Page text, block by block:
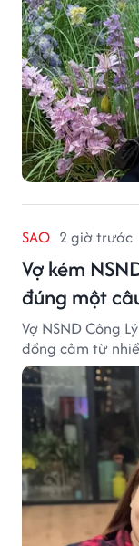
SAO 2 giờ trước
Vợ kém
đúng một
Vợ NSND Công
đồng cảm từ